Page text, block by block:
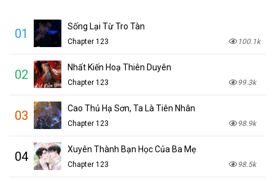
01 Sống Lại Từ Tro Tàn
Chapter 123 100.1k
02 Nhất Kiến Hoạ Thiên Duyên
Chapter 123 99.3k
03 Cao Thủ Hạ Sơn, Ta Là Tiên Nhân
Chapter 123 98.9k
04 Xuyên Thành Bạn Học Của Ba Mẹ
Chapter 123 98.5k